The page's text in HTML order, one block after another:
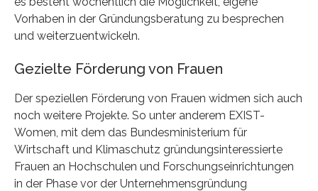
Vorhaben in der Gründungsberatung zu besprechen
und weiterzuentwickeln.
Gezielte Förderung von Frauen
Der speziellen Förderung von Frauen widmen sich auch
noch weitere Projekte. So unter anderem EXIST-
Women, mit dem das Bundesministerium für
Wirtschaft und Klimaschutz gründungsinteressierte
Frauen an Hochschulen und Forschungseinrichtungen
in der Phase vor der Unternehmensgründung